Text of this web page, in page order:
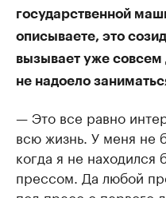
государственной
описываете, это
вызывает уже
не надоело
— Это все равно
всю жизнь. У меня не
когда я не находился
прессом. Да любой